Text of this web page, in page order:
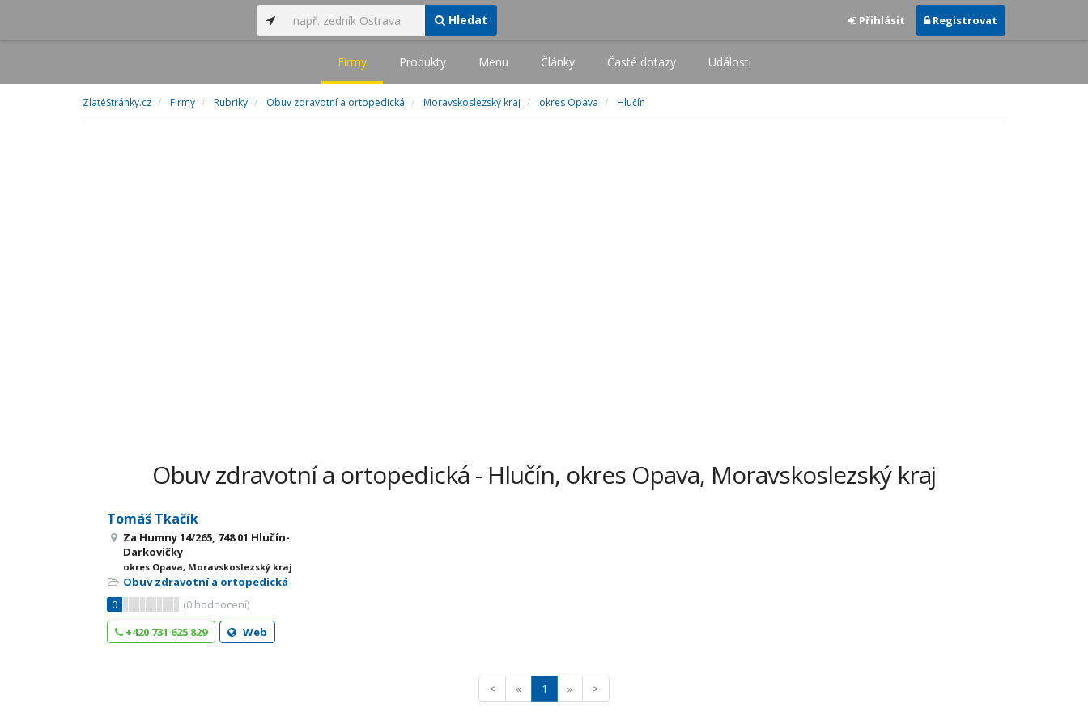
Hledat Přihlásit Registrovat
Firmy Produkty Menu Články Časté dotazy Události
ZlatéStránky.cz Firmy Rubriky Obuv zdravotní a ortopedická Moravskoslezský kraj okres Opava Hlučín
Obuv zdravotní a ortopedická - Hlučín, okres Opava, Moravskoslezský kraj
Tomáš Tkačík
Za Humny 14/265, 748 01 Hlučín-
Darkovičky
okres Opava, Moravskoslezský kraj
Obuv zdravotní a ortopedická
0
(0 hodnocení)
+420 731 625 829
Web
< « 1 » >